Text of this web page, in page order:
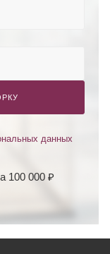
данных
100 000 ₽